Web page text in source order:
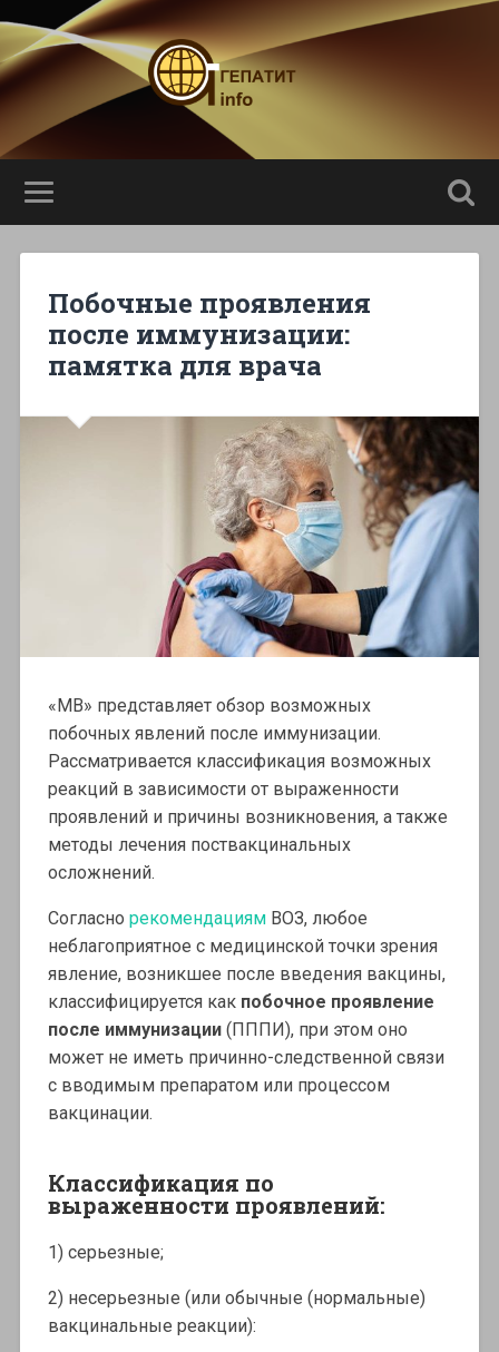
Побочные проявления
после иммунизации:
памятка для врача
«МВ» представляет обзор возможных
побочных явлений после иммунизации.
Рассматривается классификация возможных
реакций в зависимости от выраженности
проявлений и причины возникновения, а также
методы лечения поствакцинальных
осложнений.
Согласно рекомендациямВОЗ, любое
неблагоприятное с медицинской точки зрения
явление, возникшее после введения вакцины,
классифицируется как побочное проявление
после иммунизации(ПППИ), при этом оно
может не иметь причинно-следственной связи
с вводимым препаратом или процессом
вакцинации.
Классификация по
выраженности проявлений:
1) серьезные;
2) несерьезные (или обычные (нормальные)
вакцинальные реакции):